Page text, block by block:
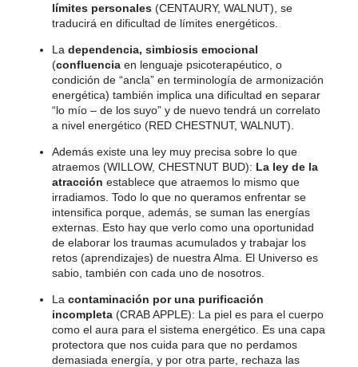
límites personales (CENTAURY, WALNUT), se
traducirá en dificultad de límites energéticos.
La dependencia, simbiosis emocional
(confluencia en lenguaje psicoterapéutico, o
condición de “ancla” en terminología de armonización
energética) también implica una dificultad en separar
“lo mío – de los suyo” y de nuevo tendrá un correlato
a nivel energético (RED CHESTNUT, WALNUT).
Además existe una ley muy precisa sobre lo que
atraemos (WILLOW, CHESTNUT BUD): La ley de la
atracción establece que atraemos lo mismo que
irradiamos. Todo lo que no queramos enfrentar se
intensifica porque, además, se suman las energías
externas. Esto hay que verlo como una oportunidad
de elaborar los traumas acumulados y trabajar los
retos (aprendizajes) de nuestra Alma. El Universo es
sabio, también con cada uno de nosotros.
La contaminación por una purificación
incompleta (CRAB APPLE): La piel es para el cuerpo
como el aura para el sistema energético. Es una capa
protectora que nos cuida para que no perdamos
demasiada energía, y por otra parte, rechaza las